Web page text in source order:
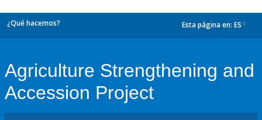
¿Qué hacemos? Esta página en: ES
Agriculture Strengthening and
Accession Project